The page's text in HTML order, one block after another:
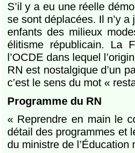
S’il y a eu une réelle
se sont déplacées. Il n’y
enfants des milieux
élitisme républicain. La
l’OCDE dans lequel
RN est nostalgique d’un
c’est le sens du mot «
Programme du RN
« Reprendre en main le
détail des programmes et
du ministre de l’Éducation